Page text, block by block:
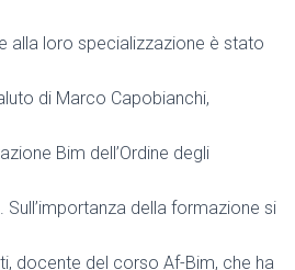
alla loro specializzazione è stato
di Marco Capobianchi,
Bim dell’Ordine degli
della formazione si
docente del corso Af-Bim, che ha